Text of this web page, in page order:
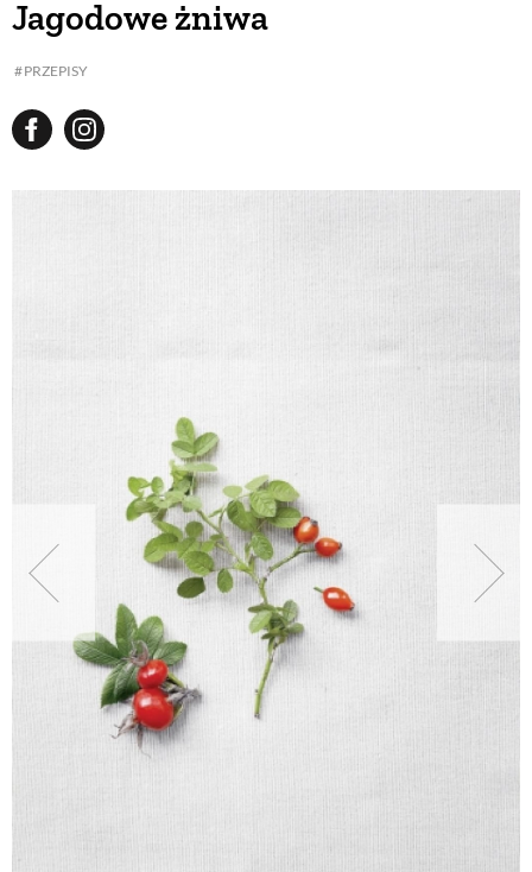
Jagodowe żniwa
PRZEPISY
ZIELEŃ W DOMU
PROJEKTOWANIE OGRODU
NATURALNIE
URODA
NATURALNA APTECZKA